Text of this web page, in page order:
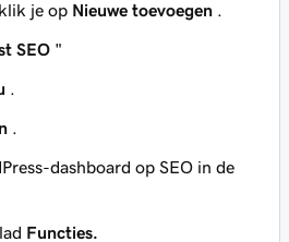
je op Nieuwe toevoegen
SEO "
dashboard op SEO in de
Functies.